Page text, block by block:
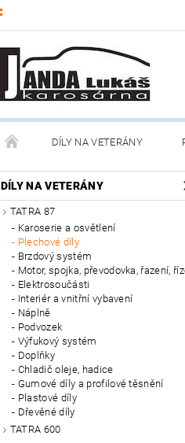
DÍLY NA VETERÁNY
DÍLY NA VETERÁNY
TATRA 87
Karoserie a osvětlení
Plechové díly
Brzdový systém
Motor, spojka, převodovka, řazení,
Elektrosoučásti
Interiér a vnitřní vybavení
Náplně
Podvozek
Výfukový systém
Doplňky
Chladič oleje, hadice
Gumové díly a profilové těsnění
Plastové díly
Dřevěné díly
TATRA 600